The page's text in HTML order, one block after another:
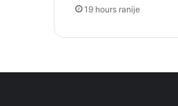
19 hours ranije